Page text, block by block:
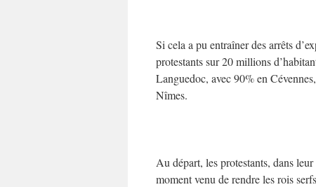
Si cela a pu entraîner des arrêts
protestants sur 20 millions
Languedoc, avec 90% en
Nîmes.
Au départ, les protestants, dans
moment venu de rendre les rois